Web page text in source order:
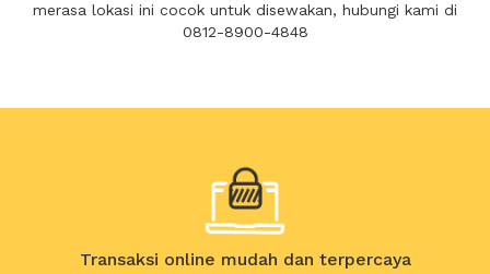
merasa lokasi ini cocok untuk disewakan, hubungi kami di
0812-8900-4848
Transaksi online mudah dan terpercaya